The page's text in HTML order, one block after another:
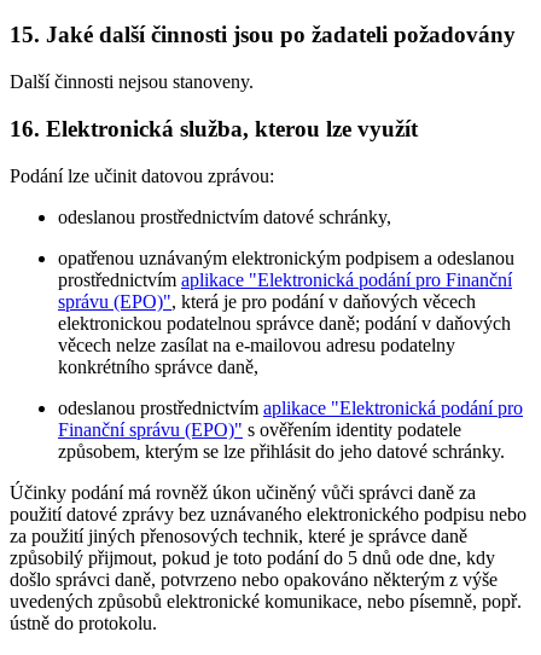
15. Jaké další činnosti jsou po žadateli požadovány
Další činnosti nejsou stanoveny.
16. Elektronická služba, kterou lze využít
Podání lze učinit datovou zprávou:
odeslanou prostřednictvím datové schránky,
opatřenou uznávaným elektronickým podpisem a odeslanou
prostřednictvím aplikace "Elektronická podání pro Finanční
správu (EPO)", která je pro podání v daňových věcech
elektronickou podatelnou správce daně; podání v daňových
věcech nelze zasílat na e-mailovou adresu podatelny
konkrétního správce daně,
odeslanou prostřednictvím aplikace "Elektronická podání pro
Finanční správu (EPO)" s ověřením identity podatele
způsobem, kterým se lze přihlásit do jeho datové schránky.
Účinky podání má rovněž úkon učiněný vůči správci daně za
použití datové zprávy bez uznávaného elektronického podpisu nebo
za použití jiných přenosových technik, které je správce daně
způsobilý přijmout, pokud je toto podání do 5 dnů ode dne, kdy
došlo správci daně, potvrzeno nebo opakováno některým z výše
uvedených způsobů elektronické komunikace, nebo písemně, popř.
ústně do protokolu.